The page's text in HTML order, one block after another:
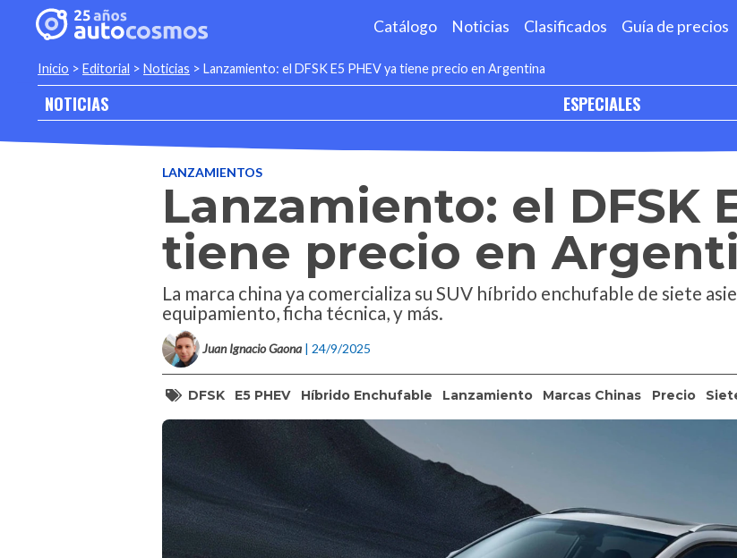
Catálogo Noticias Clasificados Guía de precios
Inicio > Editorial > Noticias > Lanzamiento: el DFSK E5 PHEV ya tiene precio en Argentina
NOTICIAS ESPECIALES
LANZAMIENTOS
Lanzamiento: el DFSK
tiene precio en
La marca china ya comercializa su SUV híbrido enchufable de siete
equipamiento, ficha técnica, y más.
Juan Ignacio Gaona | 24/9/2025
DFSK E5 PHEV Híbrido Enchufable Lanzamiento Marcas Chinas Precio